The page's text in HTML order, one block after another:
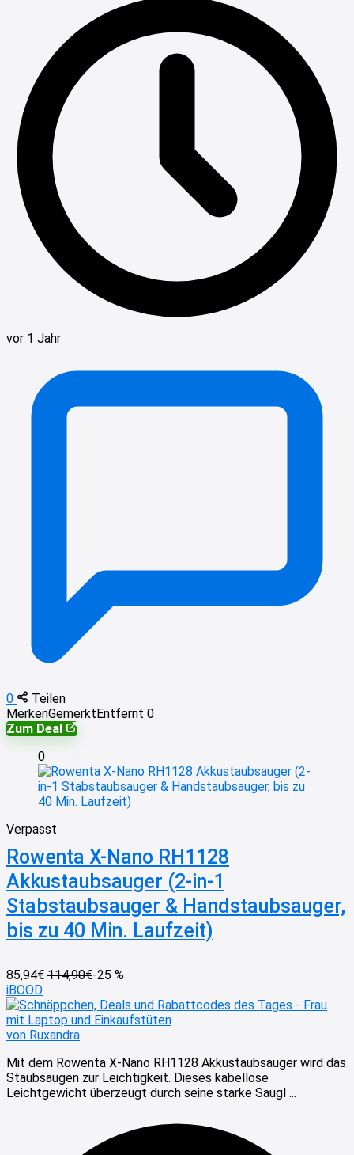
vor 1 Jahr
0
Teilen
MerkenGemerktEntfernt 0
Zum Deal
0
Verpasst
Rowenta X-Nano RH1128
Akkustaubsauger (2-in-1
Stabstaubsauger & Handstaubsauger,
bis zu 40 Min. Laufzeit)
85,94€ 114,90€-25 %
iBOOD
von Ruxandra
Mit dem Rowenta X-Nano RH1128 Akkustaubsauger wird das
Staubsaugen zur Leichtigkeit. Dieses kabellose
Leichtgewicht überzeugt durch seine starke Saugl ...